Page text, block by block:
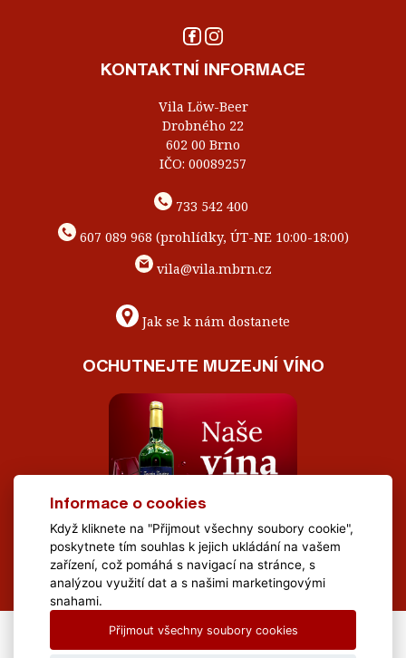
KONTAKTNÍ INFORMACE
Vila Löw-Beer
Drobného 22
602 00 Brno
IČO: 00089257
733 542 400
607 089 968 (prohlídky, ÚT-NE 10:00-18:00)
vila@vila.mbrn.cz
Jak se k nám dostanete
OCHUTNEJTE MUZEJNÍ VÍNO
All Rights Reserved Muzeum Brněnska © 2020, Webdesign by
Informace o cookies
Když kliknete na "Přijmout všechny soubory cookie",
poskytnete tím souhlas k jejich ukládání na vašem
zařízení, což pomáhá s navigací na stránce, s
analýzou využití dat a s našimi marketingovými
snahami.
Přijmout všechny soubory cookies